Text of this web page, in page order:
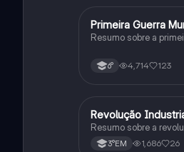
História
Primeira Guerra
Resumo sobre a
6° 4,714 123
História
Revolução
Resumo sobre a
3°EM 1,686 26